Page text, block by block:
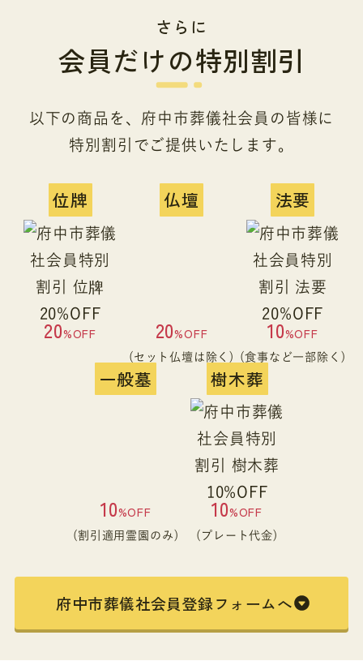
さらに
会員だけの特別割引
以下の商品を、府中市葬儀社会員の皆様に
特別割引でご提供いたします。
位牌
20%OFF
仏壇
20%OFF
(セット仏壇は除く)
法要
10%OFF
(食事など一部除く)
一般墓
10%OFF
(割引適用霊園のみ)
樹木葬
10%OFF
(プレート代金)
府中市葬儀社会員登録フォームへ